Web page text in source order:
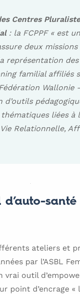
Centres
: la FCPPF « est un
deux missions
représentation des
familial affiliés
Wallonie
liées à
Relationnelle,
d’auto-
ateliers et
par l’ASBL
vrai outil
point d’encrage «